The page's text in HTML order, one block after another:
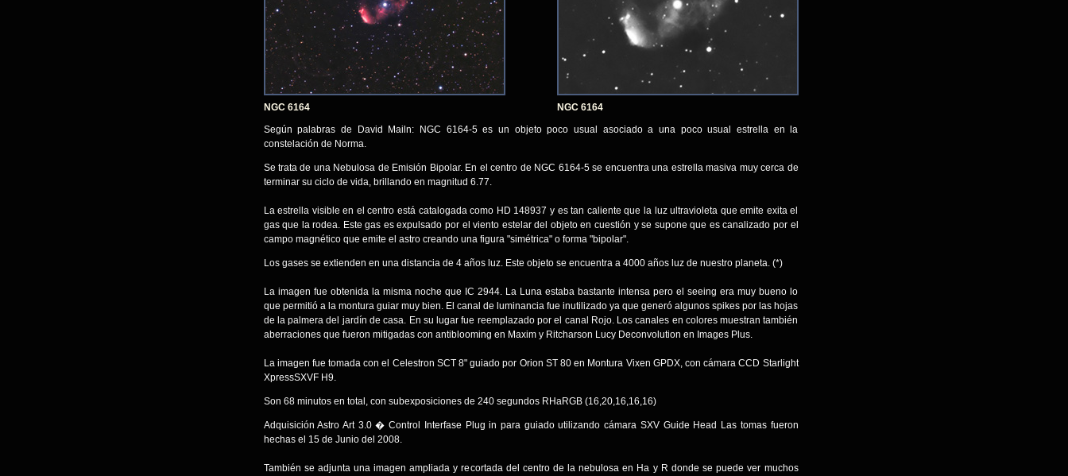
NGC 6164
NGC 6164
Según palabras de David Mailn: NGC 6164-5 es un objeto poco usual asociado a una poco usual estrella en la
constelación de Norma.
Se trata de una Nebulosa de Emisión Bipolar. En el centro de NGC 6164-5 se encuentra una estrella masiva muy cerca de
terminar su ciclo de vida, brillando en magnitud 6.77.
La estrella visible en el centro está catalogada como HD 148937 y es tan caliente que la luz ultravioleta que emite exita el
gas que la rodea. Este gas es expulsado por el viento estelar del objeto en cuestión y se supone que es canalizado por el
campo magnético que emite el astro creando una figura "simétrica" o forma "bipolar".
Los gases se extienden en una distancia de 4 años luz. Este objeto se encuentra a 4000 años luz de nuestro planeta. (*)
La imagen fue obtenida la misma noche que IC 2944. La Luna estaba bastante intensa pero el seeing era muy bueno lo
que permitió a la montura guiar muy bien. El canal de luminancia fue inutilizado ya que generó algunos spikes por las hojas
de la palmera del jardín de casa. En su lugar fue reemplazado por el canal Rojo. Los canales en colores muestran también
aberraciones que fueron mitigadas con antiblooming en Maxim y Ritcharson Lucy Deconvolution en Images Plus.
La imagen fue tomada con el Celestron SCT 8" guiado por Orion ST 80 en Montura Vixen GPDX, con cámara CCD Starlight
XpressSXVF H9.
Son 68 minutos en total, con subexposiciones de 240 segundos RHaRGB (16,20,16,16,16)
Adquisición Astro Art 3.0 � Control Interfase Plug in para guiado utilizando cámara SXV Guide Head Las tomas fueron
hechas el 15 de Junio del 2008.
También se adjunta una imagen ampliada y recortada del centro de la nebulosa en Ha y R donde se puede ver muchos